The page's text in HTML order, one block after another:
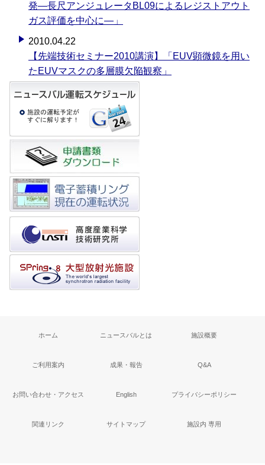
発―長尺アンジュレータBL09によるレジストアウト
ガス評価を中心に―」
2010.04.22
【先端技術セミナー2010講演】「EUV顕微鏡を用い
たEUVマスクの多層膜欠陥観察」
ホーム ニュースバルとは 施設概要
ご利用案内 成果・報告 Q&A
お問い合わせ・アクセス English プライバシーポリシー
関連リンク サイトマップ 施設内 専用